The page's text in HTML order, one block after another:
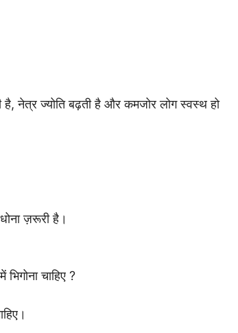
नेत्र ज्योति बढ़ती है और कमजोर लोग स्वस्थ हो
ज़रूरी है।
चाहिए ?